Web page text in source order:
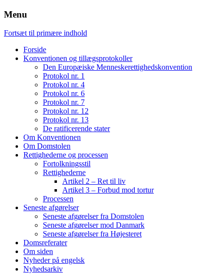
Menu
Fortsæt til primære indhold
Forside
Konventionen og tillægsprotokoller
Den Europæiske Menneskerettighedskonvention
Protokol nr. 1
Protokol nr. 4
Protokol nr. 6
Protokol nr. 7
Protokol nr. 12
Protokol nr. 13
De ratificerende stater
Om Konventionen
Om Domstolen
Rettighederne og processen
Fortolkningsstil
Rettighederne
Artikel 2 – Ret til liv
Artikel 3 – Forbud mod tortur
Processen
Seneste afgørelser
Seneste afgørelser fra Domstolen
Seneste afgørelser mod Danmark
Seneste afgørelser fra Højesteret
Domsreferater
Om siden
Nyheder på engelsk
Nyhedsarkiv